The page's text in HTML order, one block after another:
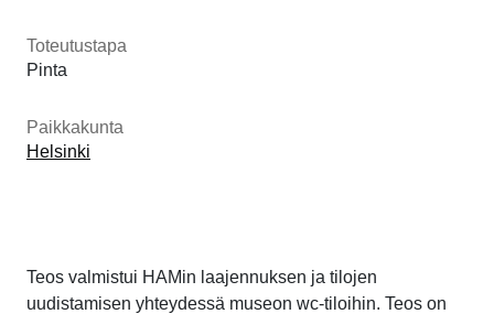
Toteutustapa
Pinta
Paikkakunta
Helsinki
Teos valmistui HAMin laajennuksen ja tilojen
uudistamisen yhteydessä museon wc-tiloihin. Teos on